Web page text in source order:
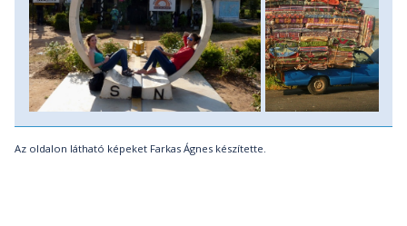
Az oldalon látható képeket Farkas Ágnes készítette.